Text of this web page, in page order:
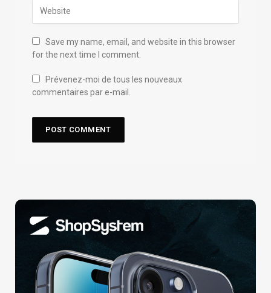
Save my name, email, and website in this browser
for the next time I comment.
Prévenez-moi de tous les nouveaux
commentaires par e-mail.